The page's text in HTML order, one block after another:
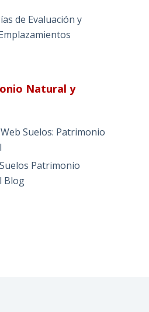
de Evaluación y
Natural y
Suelos: Patrimonio
Patrimonio
Blog